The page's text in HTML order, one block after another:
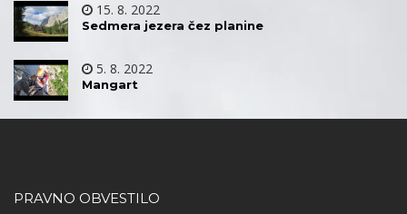
15. 8. 2022
Sedmera jezera čez planine
5. 8. 2022
Mangart
PRAVNO OBVESTILO